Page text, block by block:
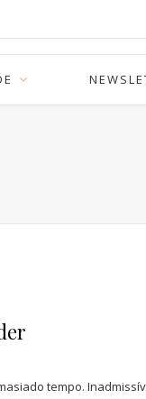
tempo.